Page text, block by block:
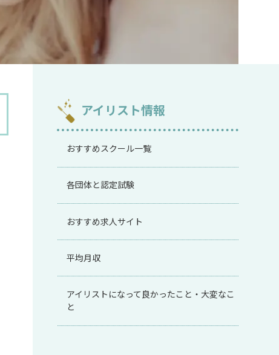
アイリスト情報
おすすめスクール一覧
各団体と認定試験
おすすめ求人サイト
平均月収
アイリストになって良かったこと・大変なこ
と